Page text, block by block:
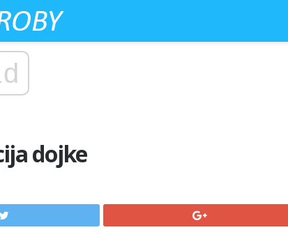
dojke